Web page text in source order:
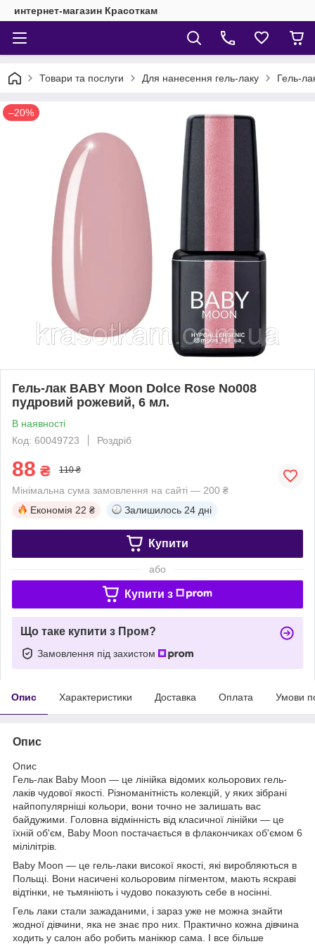
интернет-магазин Красоткам
Товари та послуги Для нанесення гель-лаку Гель-
–20%
Гель-лак BABY Moon Dolce Rose No008
пудровий рожевий, 6 мл.
В наявності
Код: 60049723
Роздріб
88 ₴ 110 ₴
Мінімальна сума замовлення на сайті — 200 ₴
Економія 22 ₴ Залишилось 24 дні
Купити
або
Купити з
Що таке купити з Пром?
Замовлення під захистом
Опис Характеристики Доставка Оплата Умови
Опис
Опис
Гель-лак Baby Moon — це лінійка відомих кольорових гель-
лаків чудової якості. Різноманітність колекцій, у яких зібрані
найпопулярніші кольори, вони точно не залишать вас
байдужими. Головна відмінність від класичної лінійки — це
їхній об'єм, Baby Moon постачається в флакончиках об'ємом 6
мілілітрів.
Baby Moon — це гель-лаки високої якості, які виробляються в
Польщі. Вони насичені кольоровим пігментом, мають яскраві
відтінки, не тьмяніють і чудово показують себе в носінні.
Гель лаки стали зажаданими, і зараз уже не можна знайти
жодної дівчини, яка не знає про них. Практично кожна дівчина
ходить у салон або робить манікюр сама. І все більше